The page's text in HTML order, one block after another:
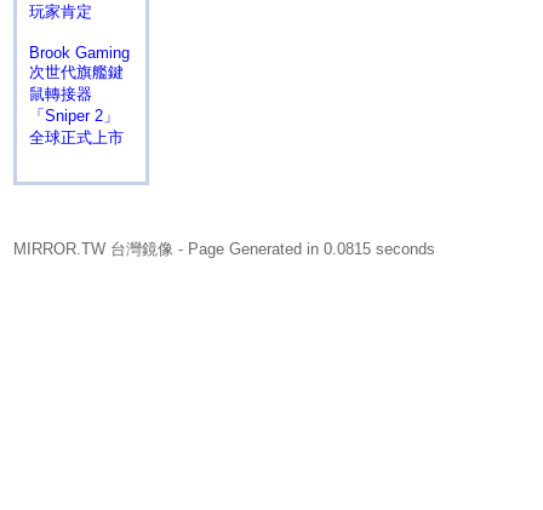
玩家肯定
Brook Gaming
次世代旗艦鍵
鼠轉接器
「Sniper 2」
全球正式上市
MIRROR.TW 台灣鏡像 - Page Generated in 0.0815 seconds